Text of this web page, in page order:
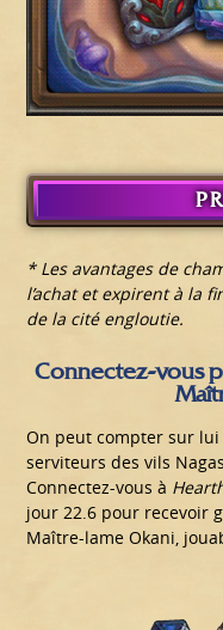
* Les avantages de
l’achat et expirent à la
de la cité engloutie.
Connectez-vous
On peut compter sur
serviteurs des vils
Connectez-vous à
jour 22.6 pour recevoir
Maître-lame Okani,